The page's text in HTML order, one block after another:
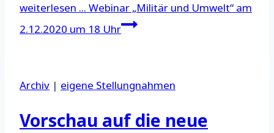
weiterlesen ... Webinar „Militär und Umwelt“ am
2.12.2020 um 18 Uhr
Archiv | eigene Stellungnahmen
Vorschau auf die neue